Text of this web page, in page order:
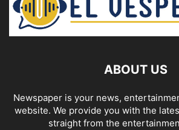
ABOUT US
Newspaper is your news,
website. We provide you with the
straight from the